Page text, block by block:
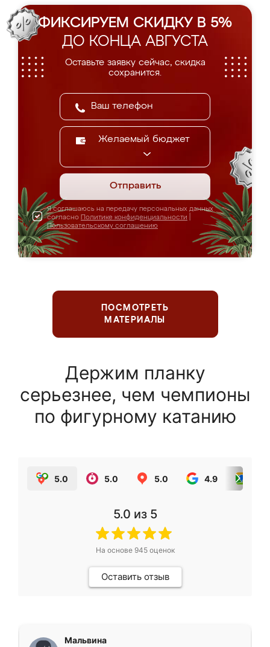
ФИКСИРУЕМ СКИДКУ В 5%
ДО КОНЦА АВГУСТА
Оставьте заявку сейчас, скидка
сохранится.
Желаемый бюджет
Отправить
Я соглашаюсь на передачу персональных данных
согласно Политике конфиденциальности
Пользовательскому соглашению
ПОСМОТРЕТЬ
МАТЕРИАЛЫ
Держим планку
серьезнее, чем чемпионы
по фигурному катанию
5.0 5.0 5.0 4.9
5.0 из 5
На основе 945оценок
Оставить отзыв
Мальвина